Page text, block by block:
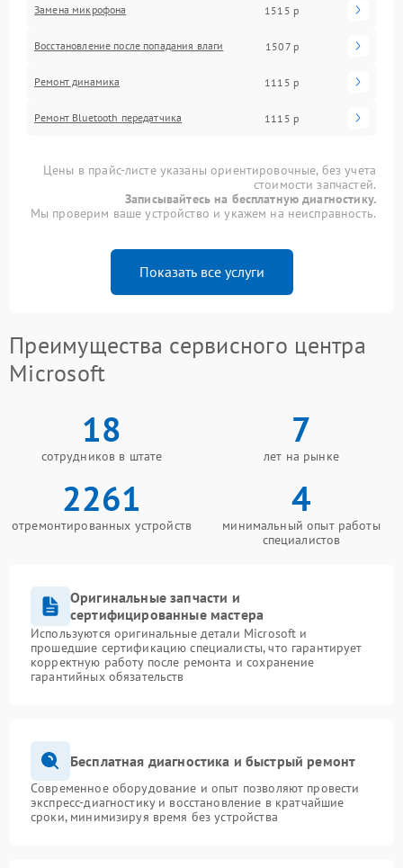
Замена микрофона 1515 р
Восстановление после попадания влаги 1507 р
Ремонт динамика 1115 р
Ремонт Bluetooth передатчика 1115 р
Цены в прайс-листе указаны ориентировочные, без учета
стоимости запчастей.
Записывайтесь на бесплатную диагностику.
Мы проверим ваше устройство и укажем на неисправность.
Показать все услуги
Преимущества сервисного центра
Microsoft
18
сотрудников в штате
7
лет на рынке
2261
отремонтированных устройств
4
минимальный опыт работы
специалистов
Оригинальные запчасти и
сертифицированные мастера
Используются оригинальные детали Microsoft и
прошедшие сертификацию специалисты, что гарантирует
корректную работу после ремонта и сохранение
гарантийных обязательств
Бесплатная диагностика и быстрый ремонт
Современное оборудование и опыт позволяют провести
экспресс-диагностику и восстановление в кратчайшие
сроки, минимизируя время без устройства